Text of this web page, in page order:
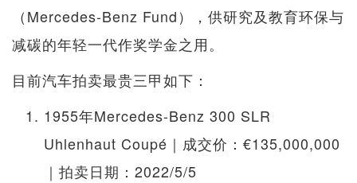
（Mercedes-Benz Fund），供研究及教育环保与
减碳的年轻一代作奖学金之用。
目前汽车拍卖最贵三甲如下：
1955年Mercedes-Benz 300 SLR
Uhlenhaut Coupé｜成交价：€135,000,000
｜拍卖日期：2022/5/5